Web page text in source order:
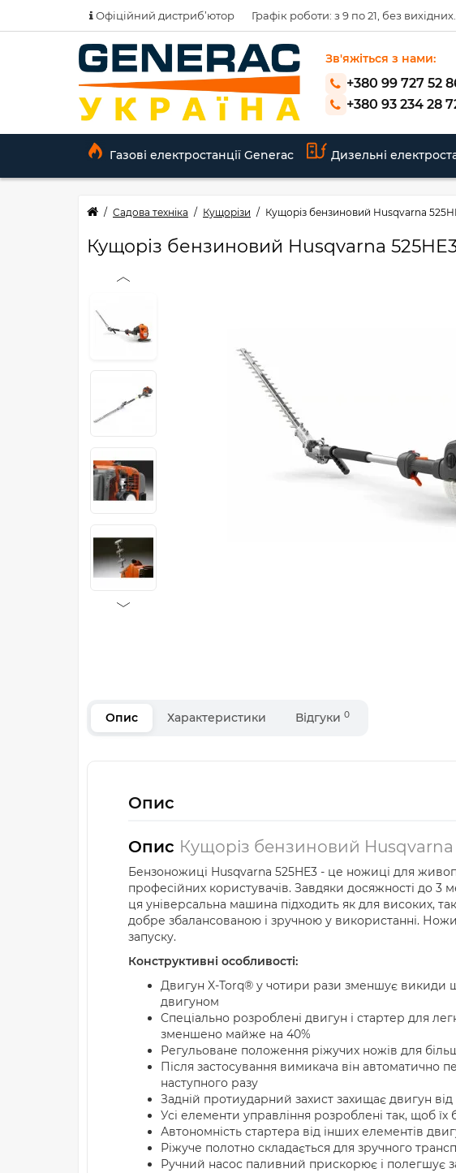
Офіційний дистриб’ютор Графік роботи: з 9 по 21, без вихідних.
Зв'яжіться з нами:
+380 99 727 52
+380 93 234 28
Газові електростанції Generac Дизельні
Садова техніка Кущорізи Кущоріз бензиновий Husqvarna
Кущоріз бензиновий Husqvarna
Опис Характеристики Відгуки 0
Опис
Опис Кущоріз бензиновий Husqvarna
Бензоножиці Husqvarna 525HE3 - це ножиці для
професійних користувачів. Завдяки досяжності до 3
ця універсальна машина підходить як для високих,
добре збалансованою і зручною у використанні.
запуску.
Конструктивні особливості:
Двигун X-Torq® у чотири рази зменшує викиди
двигуном
Спеціально розроблені двигун і стартер для
зменшено майже на 40%
Регульоване положення ріжучих ножів для
Після застосування вимикача він
наступного разу
Задній протиударний захист захищає двигун
Усі елементи управління розроблені так, щоб
Автономність стартера від інших елементів
Ріжуче полотно складається для зручного
Ручний насос паливний прискорює і полегшує